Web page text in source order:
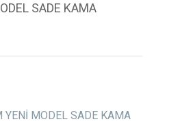
SADE KAMA
YENİ MODEL SADE KAMA